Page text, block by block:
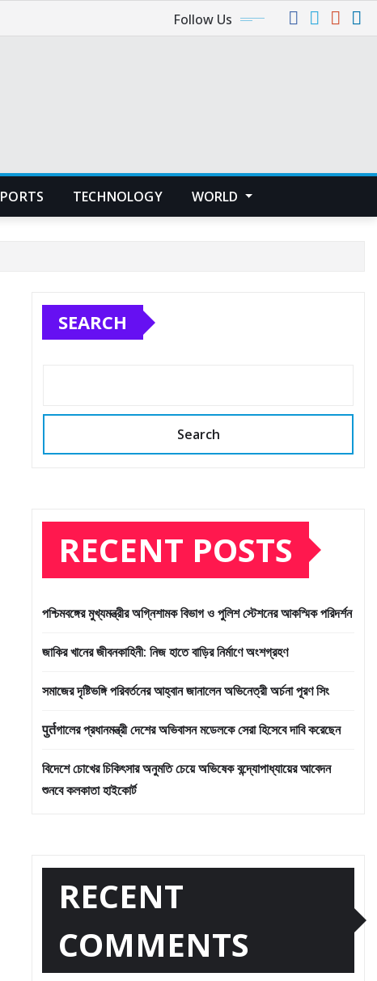
Follow Us
TECHNOLOGY WORLD
SEARCH
Search
RECENT POSTS
পশ্চিমবঙ্গের মুখ্যমন্ত্রীর অগ্নিশামক বিভাগ ও পুলিশ স্টেশনের আকস্মিক পরিদর্শন
জাকির খানের জীবনকাহিনী: নিজ হাতে বাড়ির নির্মাণে অংশগ্রহণ
সমাজের দৃষ্টিভঙ্গি পরিবর্তনের আহ্বান জানালেন অভিনেত্রী অর্চনা পূরণ সিং
पुर्तগালের প্রধানমন্ত্রী দেশের অভিবাসন মডেলকে সেরা হিসেবে দাবি করেছেন
বিদেশে চোখের চিকিৎসার অনুমতি চেয়ে অভিষেক বন্দ্যোপাধ্যায়ের আবেদন
শুনবে কলকাতা হাইকোর্ট
RECENT
COMMENTS